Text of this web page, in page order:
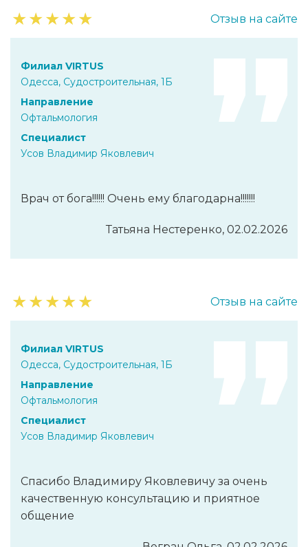
★★★★★ Отзыв на сайте
Филиал VIRTUS
Одесса, Судостроительная, 1Б
Направление
Офтальмология
Специалист
Усов Владимир Яковлевич
Врач от бога!!!!!! Очень ему благодарна!!!!!!!
Татьяна Нестеренко, 02.02.2026
★★★★★ Отзыв на сайте
Филиал VIRTUS
Одесса, Судостроительная, 1Б
Направление
Офтальмология
Специалист
Усов Владимир Яковлевич
Спасибо Владимиру Яковлевичу за очень
качественную консультацию и приятное
общение